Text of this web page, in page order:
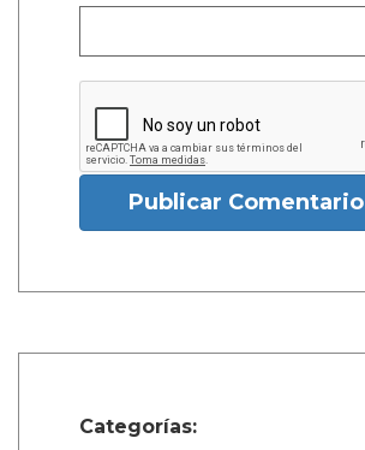
Publicar Comentario
Categorías: